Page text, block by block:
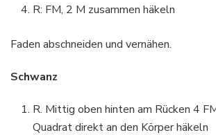
R: FM, 2 M zusammen häkeln
Faden abschneiden und vernähen.
Schwanz
R. Mittig oben hinten am Rücken 4
Quadrat direkt an den Körper häkeln